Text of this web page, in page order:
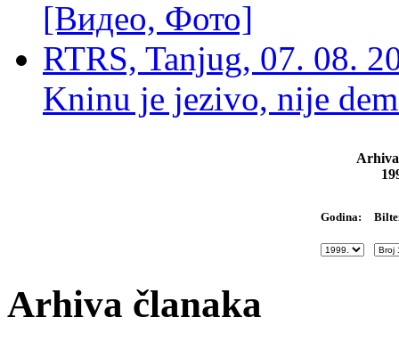
[Видео, Фото]
RTRS, Tanjug, 07. 08.
Kninu je jezivo, nije
Godina:
Arhiva članaka